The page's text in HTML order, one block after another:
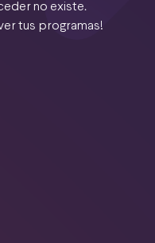
no existe.
tus programas!